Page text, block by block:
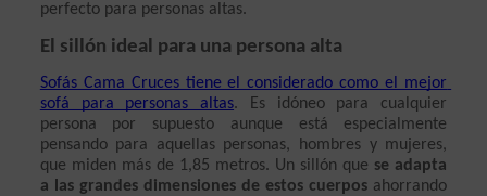
perfecto para personas altas.
El sillón ideal para una persona alta
Sofás Cama Cruces tiene el considerado como el mejor
sofá para personas altas. Es idóneo para cualquier
persona por supuesto aunque está especialmente
pensando para aquellas personas, hombres y mujeres,
que miden más de 1,85 metros. Un sillón que se adapta
a las grandes dimensiones de estos cuerpos ahorrando